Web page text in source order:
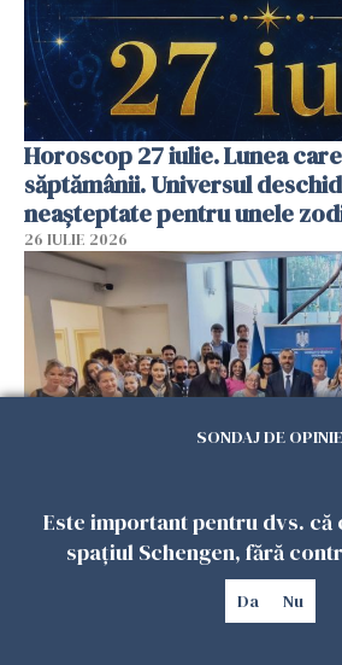
Horoscop 27 iulie. Lunea
săptămânii. Universul
neașteptate pentru unele
26 IULIE 2026
Accidente, spitalizare sau
Consulatul României la
intervenții în doar 24 de ore
SONDAJ DE OPINIE
Este important pentru dvs.
spațiul Schengen, fără
Da Nu